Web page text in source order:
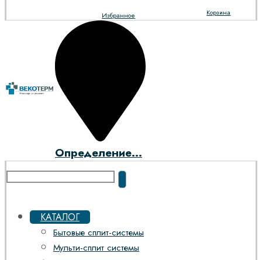
Корзина
Избранное
Определение...
КАТАЛОГ
Бытовые сплит-системы
Мульти-сплит системы